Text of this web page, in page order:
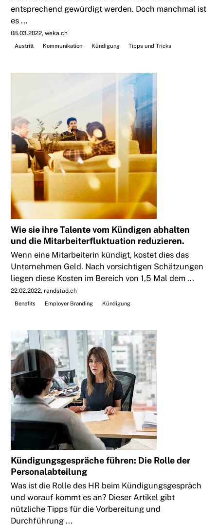
entsprechend gewürdigt werden. Doch manchmal ist
es ...
08.03.2022 weka.ch
Austritt
Kommunikation Kündigung Tipps und Tricks
Wie sie ihre Talente vom Kündigen abhalten
und die Mitarbeiterfluktuation reduzieren.
Wenn eine Mitarbeiterin kündigt, kostet dies das
Unternehmen Geld. Nach vorsichtigen Schätzungen
liegen diese Kosten im Bereich von 1,5 Mal dem ...
22.02.2022 randstad.ch
Benefits
Employer Branding Kündigung
Kündigungsgespräche führen: Die Rolle der
Personalabteilung
Was ist die Rolle des HR beim Kündigungsgespräch
und worauf kommt es an? Dieser Artikel gibt
nützliche Tipps für die Vorbereitung und
Durchführung ...